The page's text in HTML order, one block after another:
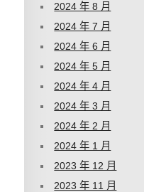
2024 年 8 月
2024 年 7 月
2024 年 6 月
2024 年 5 月
2024 年 4 月
2024 年 3 月
2024 年 2 月
2024 年 1 月
2023 年 12 月
2023 年 11 月